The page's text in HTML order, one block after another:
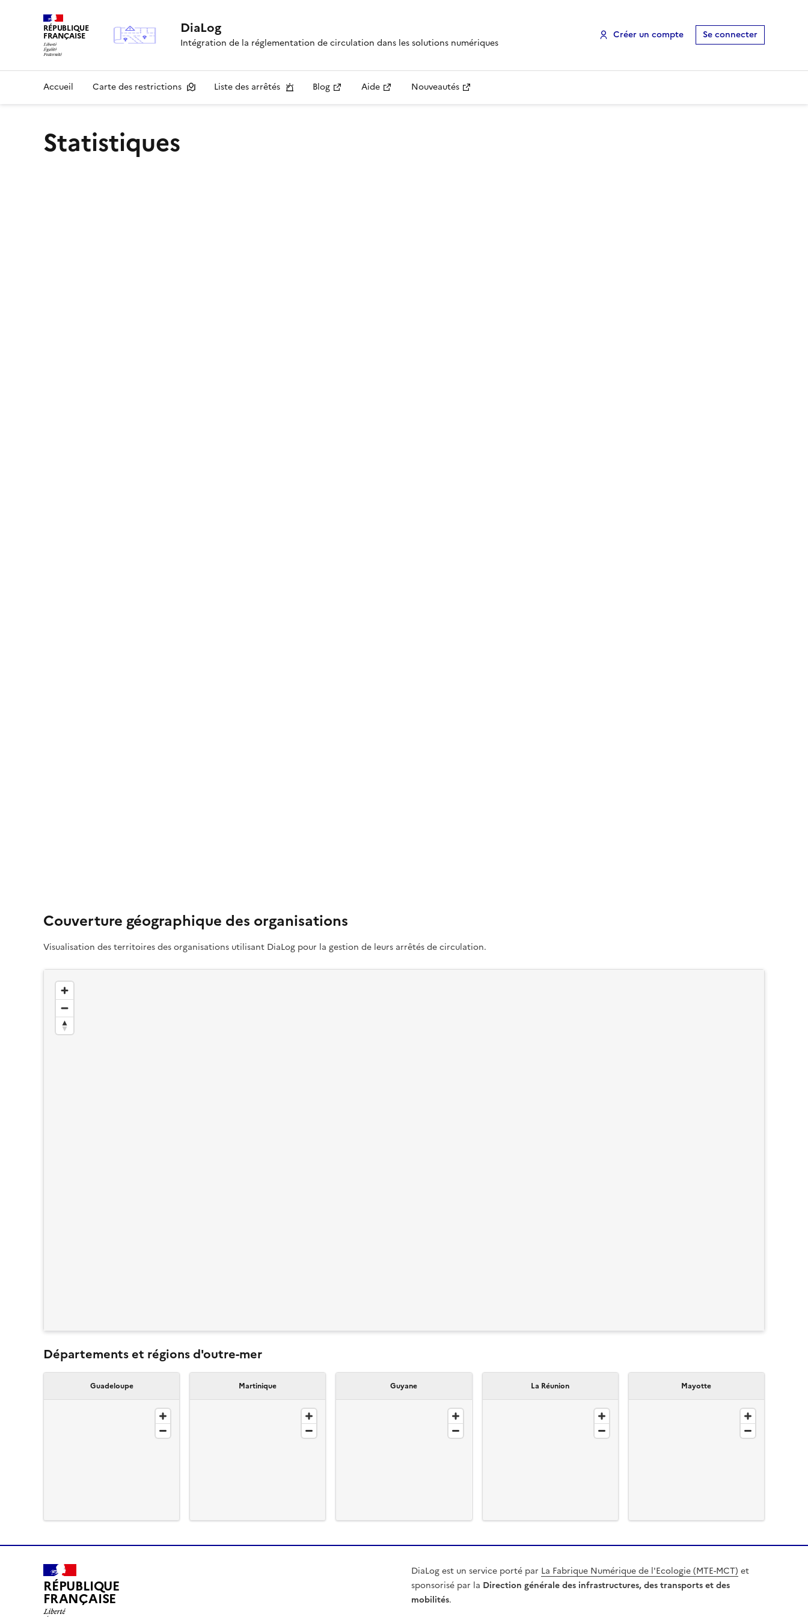
RÉPUBLIQUE
FRANÇAISE DiaLog
Intégration de la réglementation de circulation dans les solutions numériques
Créer un compte Se connecter
Accueil Carte des restrictions Liste des arrêtés Blog Aide Nouveautés
Statistiques
Couverture géographique des organisations
Visualisation des territoires des organisations utilisant DiaLog pour la gestion de leurs arrêtés de circulation.
Départements et régions d'outre-mer
Guadeloupe Martinique Guyane La Réunion Mayotte
RÉPUBLIQUE
FRANÇAISE
DiaLog est un service porté par La Fabrique Numérique de l'Ecologie (MTE-MCT) et
sponsorisé par la Direction générale des infrastructures, des transports et des
mobilités.